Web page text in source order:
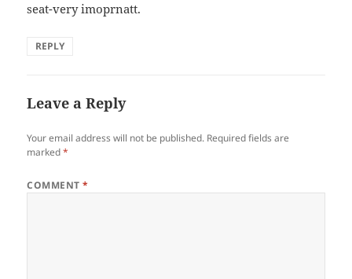
seat-very imoprnatt.
REPLY
Leave a Reply
Your email address will not be published. Required fields are
marked*
COMMENT*